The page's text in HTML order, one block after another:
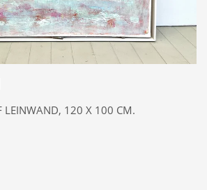
LEINWAND, 120 X 100 CM.